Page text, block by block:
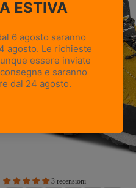
3 recensioni